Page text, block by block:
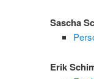
Sascha
Erik